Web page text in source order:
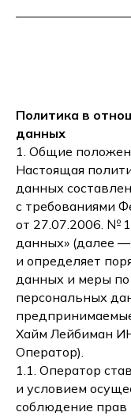
Политика в
данных
1. Общие
Настоящая
данных
с требованиями
от 27.07.2006. №
данных» (далее
и определяет
данных и меры по
персональных
Хайм Лейбиман
Оператор).
1.1. Оператор
и условием
соблюдение прав